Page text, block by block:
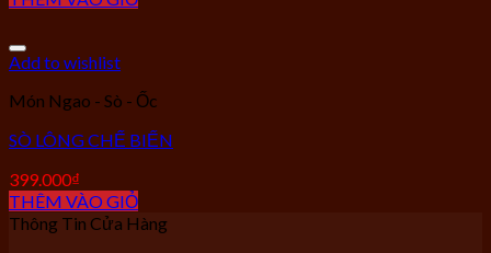
Add to wishlist
Món Ngao - Sò - Ốc
SÒ LÔNG CHẾ BIẾN
399.000₫
THÊM VÀO GIỎ
Thông Tin Cửa Hàng